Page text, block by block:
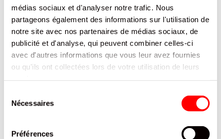
médias sociaux et d'analyser notre trafic. Nous
partageons également des informations sur l'utilisation de
notre site avec nos partenaires de médias sociaux, de
publicité et d'analyse, qui peuvent combiner celles-ci
avec d'autres informations que vous leur avez fournies
ou qu'ils ont collectées lors de votre utilisation de leurs
Nécessaires
Préférences